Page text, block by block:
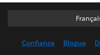
Confiance Blogue